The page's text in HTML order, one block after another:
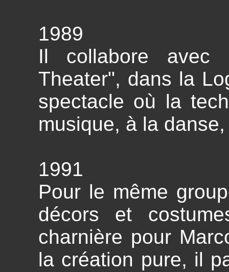
1989
Il collabore avec
Theater", dans la
spectacle où la
musique, à la
1991
Pour le même
décors et
charnière pour
la création pure, il